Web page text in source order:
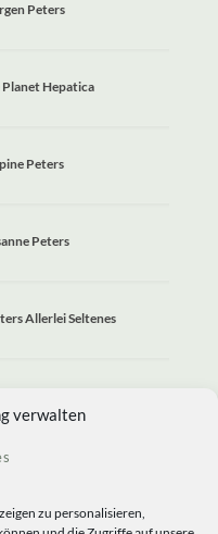
verwalten
zu personalisieren,
Peters
Hepatica
Peters
Peters
Allerlei Seltenes